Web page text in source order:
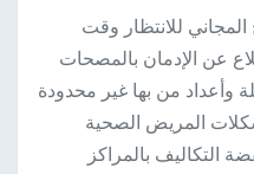
المجاني للانتظار وقت
عن الإدمان بالمصحات
وأعداد من بها غير محدودة
المريض الصحية
التكاليف بالمراكز